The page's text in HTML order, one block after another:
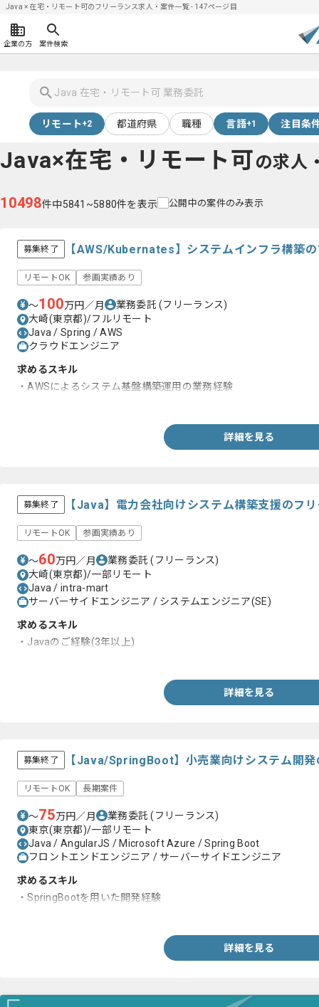
Java × 在宅・リモート可のフリーランス求人・案件一覧 - 147ページ目
企業の方 案件検索
リモート+2 都道府県 職種 言語+1 注目条
Java×在宅・リモート可の求人
10498件中5841~5880件を表示 公開中の案件のみ表示
募集終了 【AWS/Kubernates】システムインフラ構築
リモートOK 参画実績あり
〜100万円／月 業務委託(フリーランス)
大崎(東京都)/フルリモート
Java / Spring / AWS
クラウドエンジニア
求めるスキル
・AWSによるシステム基盤構築運用の業務経験
詳細を見る
募集終了 【Java】電力会社向けシステム構築支援のフ
リモートOK 参画実績あり
〜60万円／月 業務委託(フリーランス)
大崎(東京都)/一部リモート
Java / intra-mart
サーバーサイドエンジニア / システムエンジニア(SE)
求めるスキル
・Javaのご経験(3年以上)
詳細を見る
募集終了 【Java/SpringBoot】小売業向けシステム開
リモートOK 長期案件
〜75万円／月 業務委託(フリーランス)
東京(東京都)/一部リモート
Java / AngularJS / Microsoft Azure / Spring Boot
フロントエンドエンジニア / サーバーサイドエンジニア
求めるスキル
・SpringBootを用いた開発経験
詳細を見る